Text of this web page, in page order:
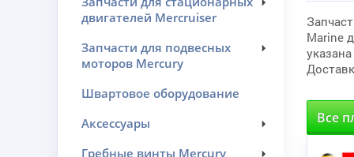
двигателей Mercruiser
Запчасти для подвесных
моторов Mercury
Швартовое оборудование
Аксессуары
Гребные винты Mercury
Marine
Все